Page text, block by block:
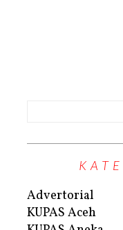
Advertorial
KUPAS Aceh